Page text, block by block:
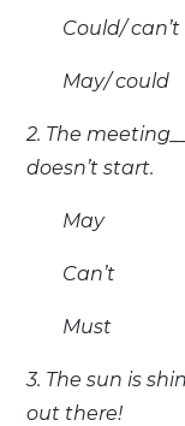
Could/ can’t
May/ could
2. The
doesn’t start.
May
Can’t
Must
3. The sun is
out there!